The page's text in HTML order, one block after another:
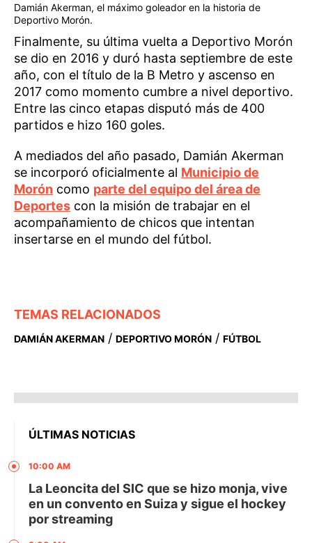
Damián Akerman, el máximo goleador en la historia de
Deportivo Morón.
Finalmente, su última vuelta a Deportivo Morón
se dio en 2016 y duró hasta septiembre de este
año, con el título de la B Metro y ascenso en
2017 como momento cumbre a nivel deportivo.
Entre las cinco etapas disputó más de 400
partidos e hizo 160 goles.
A mediados del año pasado, Damián Akerman
se incorporó oficialmente al Municipio de
Morón como parte del equipo del área de
Deportes con la misión de trabajar en el
acompañamiento de chicos que intentan
insertarse en el mundo del fútbol.
TEMAS RELACIONADOS
DAMIÁN AKERMAN / DEPORTIVO MORÓN / FÚTBOL
ÚLTIMAS NOTICIAS
10:00 AM
La Leoncita del SIC que se hizo monja, vive
en un convento en Suiza y sigue el hockey
por streaming